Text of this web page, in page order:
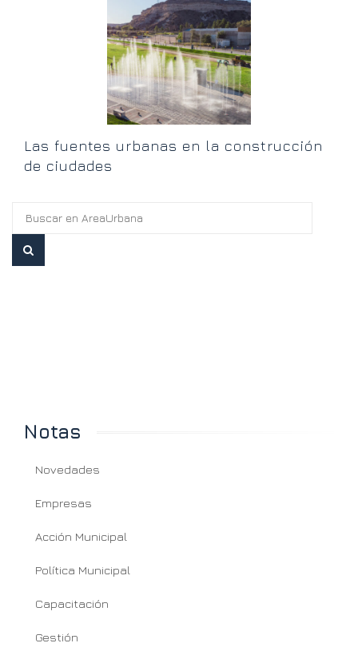
Las fuentes urbanas en la construcción
de ciudades
Notas
Novedades
Empresas
Acción Municipal
Política Municipal
Capacitación
Gestión